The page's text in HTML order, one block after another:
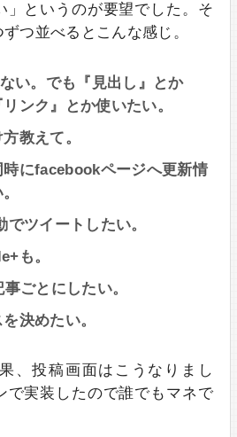
」というのが要望でした。そ
つ並べるとこんな感じ。
い。でも『見出し』とか
リンク』とか使いたい。
教えて。
にfacebookページへ更新情
ツイートしたい。
も。
ごとにしたい。
決めたい。
、投稿画面はこうなりまし
で実装したので誰でもマネで